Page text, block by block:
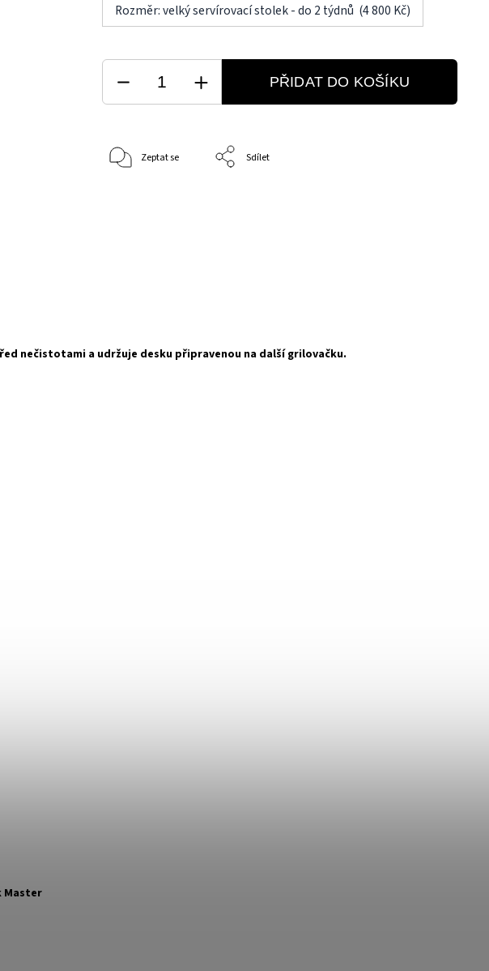
Rozměr: velký servírovací stolek - do 2 týdnů (4 800 Kč)
PŘIDAT DO KOŠÍKU
Zeptat se Sdílet
nečistotami a udržuje desku připravenou na další grilovačku.
Master